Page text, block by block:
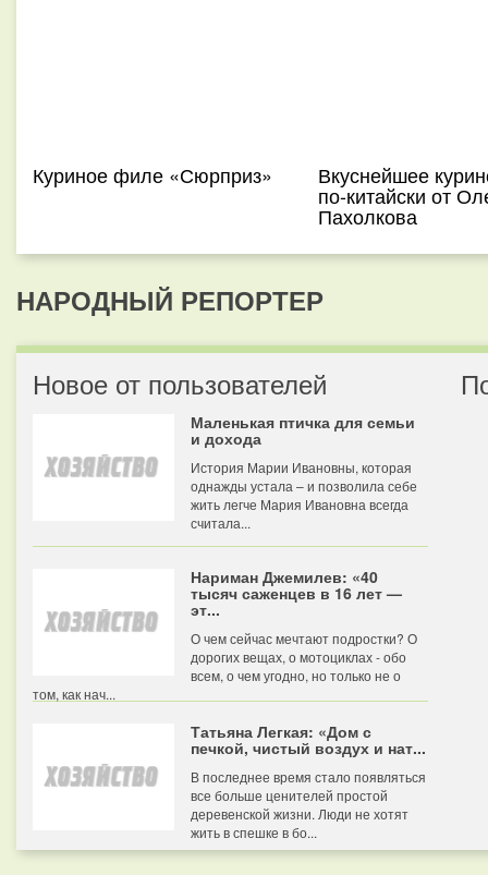
Куриное филе «Сюрприз» Вкуснейшее
по-китайски от
Пахолкова
НАРОДНЫЙ РЕПОРТЕР
Новое от пользователей
Маленькая птичка для семьи
и дохода
История Марии Ивановны, которая
однажды устала – и позволила себе
жить легче Мария Ивановна всегда
считала...
Нариман Джемилев: «40
тысяч саженцев в 16 лет —
эт...
О чем сейчас мечтают подростки? О
дорогих вещах, о мотоциклах - обо
всем, о чем угодно, но только не о
том, как нач...
Татьяна Легкая: «Дом с
печкой, чистый воздух и нат...
В последнее время стало появляться
все больше ценителей простой
деревенской жизни. Люди не хотят
жить в спешке в бо...